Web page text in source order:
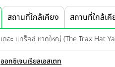
สถานที่ใกล้เคียง สถานที่ใกล้เคี
เดอะ แทร็คซ์ หาดใหญ่ (The Trax Hat
ออกซิเจนเรียลเอสเตท